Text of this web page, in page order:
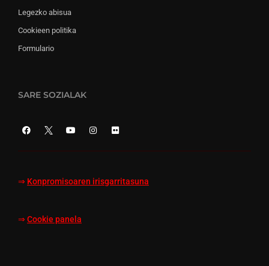
Legezko abisua
Cookieen politika
Formulario
SARE SOZIALAK
⇒ Konpromisoaren irisgarritasuna
⇒ Cookie panela